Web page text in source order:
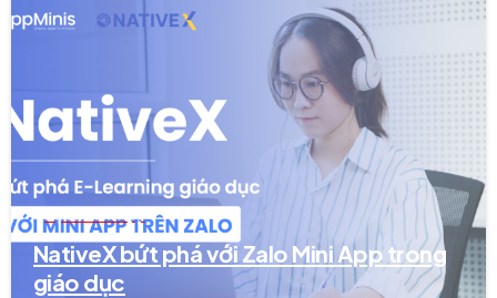
0
Dự án Mini App
NativeX bứt phá với Zalo Mini App trong
giáo dục